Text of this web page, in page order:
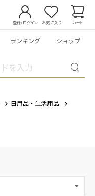
登録/ログイン お気に入り カート
ランキング ショップ
日用品・生活用品